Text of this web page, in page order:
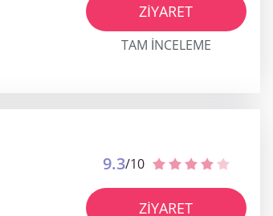
ZIYARET
TAM INCELEME
9.3/10
ZIYARET